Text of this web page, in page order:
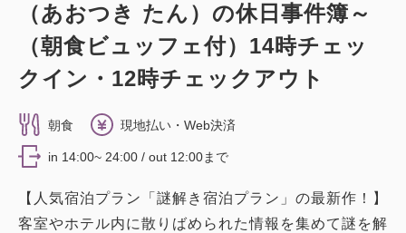
ツイン 禁煙室
スーペリアコーナーツインルーム（51
Wi-Fiあり（無料）
（あおつき たん）の休日事件簿～
（朝食ビュッフェ付）14時チェッ
クイン・12時チェックアウト
朝食 現地払い・Web決済
in 14:00~ 24:00 / out 12:00まで
【人気宿泊プラン「謎解き宿泊プラン」の最新作！】
客室やホテル内に散りばめられた情報を集めて謎を解